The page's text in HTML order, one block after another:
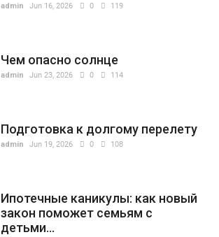
admin Jun 16, 2026 0 119
Чем опасно солнце
admin Jun 23, 2026 0 114
Подготовка к долгому перелету
admin Jun 19, 2026 0 108
Ипотечные каникулы: как новый
закон поможет семьям с
детьми...